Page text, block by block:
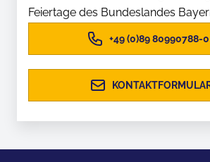
Feiertage des Bundeslandes
+49 (0)89 80990788-0